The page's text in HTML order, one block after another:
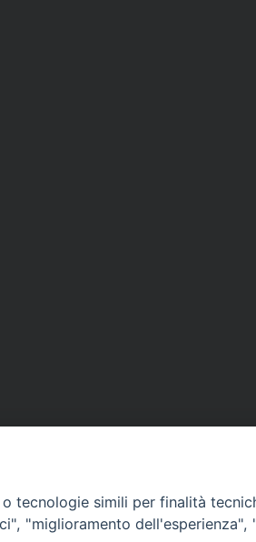
tecnologie simili per finalità
"miglioramento